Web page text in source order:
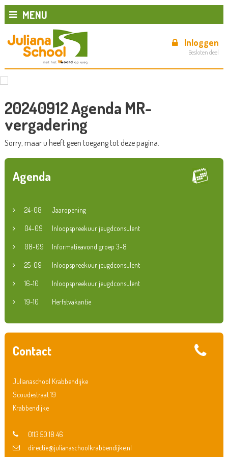
MENU
Inloggen
Besloten deel
20240912 Agenda MR-
vergadering
Sorry, maar u heeft geen toegang tot deze pagina.
Agenda
24-08 Jaaropening
04-09 Inloopspreekuur jeugdconsulent
08-09 Informatieavond groep 3-8
25-09 Inloopspreekuur jeugdconsulent
16-10 Inloopspreekuur jeugdconsulent
19-10 Herfstvakantie
Contact
Julianaschool Krabbendijke
Scoudestraat 19
Krabbendijke
0113 50 18 46
directie@julianaschoolkrabbendijke.nl